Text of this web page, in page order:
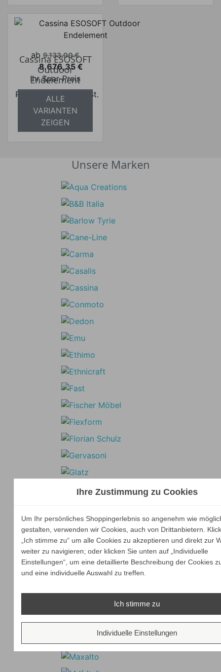
Verkaufspreis
ab 9.133,00 €
Preis
8.676,35 €
Ihr Spar-Preis
Preise inkl. ges. MwSt.
absolut
versandkostenfrei
Cassina ESOSOFT
Outdoor
Endelement
ALLE
VARIANTEN
ZEIGEN
Unsere Marken
Ihre Zustimmung zu Cookies
Um Ihr persönliches Shoppingerlebnis so angenehm wie
gestalten, verwenden wir Cookies, auch von Drittanbietern.
„Ich stimme zu“ um alle Cookies zu akzeptieren und direkt zur
weiter zu navigieren; oder klicken Sie unten auf „Individuelle
Einstellungen“, um eine detaillierte Beschreibung der Cookies
und eine individuelle Auswahl zu treffen.
Ich stimme zu
Individuelle Einstellungen